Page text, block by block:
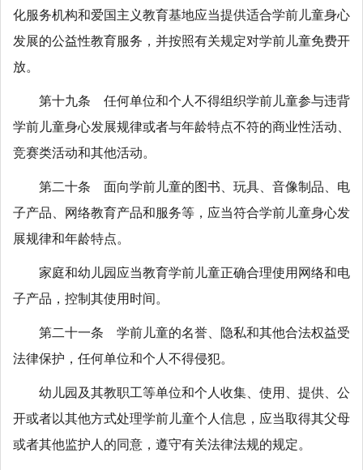
化服务机构和爱国主义教育基地应当提供适合学前儿童身心
发展的公益性教育服务，并按照有关规定对学前儿童免费开
放。
第十九条 任何单位和个人不得组织学前儿童参与违背
学前儿童身心发展规律或者与年龄特点不符的商业性活动、
竞赛类活动和其他活动。
第二十条 面向学前儿童的图书、玩具、音像制品、电
子产品、网络教育产品和服务等，应当符合学前儿童身心发
展规律和年龄特点。
家庭和幼儿园应当教育学前儿童正确合理使用网络和电
子产品，控制其使用时间。
第二十一条 学前儿童的名誉、隐私和其他合法权益受
法律保护，任何单位和个人不得侵犯。
幼儿园及其教职工等单位和个人收集、使用、提供、公
开或者以其他方式处理学前儿童个人信息，应当取得其父母
或者其他监护人的同意，遵守有关法律法规的规定。